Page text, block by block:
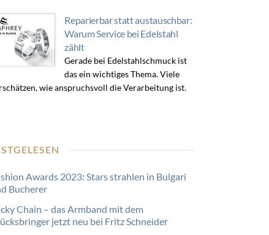
Reparierbar statt austauschbar:
Warum Service bei Edelstahl
zählt
Gerade bei Edelstahlschmuck ist
das ein wichtiges Thema. Viele
wie anspruchsvoll die Verarbeitung ist.
Awards 2023: Stars strahlen in Bulgari
Bucherer
Chain – das Armband mit dem
jetzt neu bei Fritz Schneider